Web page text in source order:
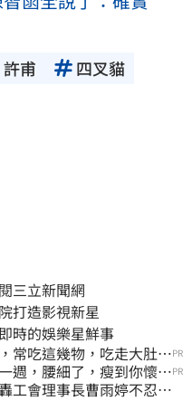
許甫
四叉貓
三立新聞網
打造影視新星
時的娛樂星鮮事
常吃這幾物，吃走大肚
PR
週，腰細了，瘦到你懷疑PR
工會理事長曹雨婷不忍